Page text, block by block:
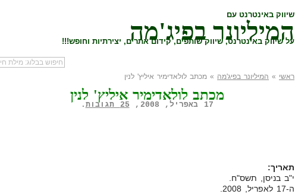
שיווק באינטרנט עם
המיליונר בפיג'מה
על שיווק באינטרנט, שיווק שותפים, קידום אתרים, יצירתיות וחופש!!!
ראשי » המיליונר בפיג'מה » מכתב לולאדימיר איליץ' לנין
מכתב לולאדימיר איליץ' לנין
17 באפריל, 2008, 25 תגובות .
תאריך:
י"ב בניסן, תשס"ח.
ה-17 לאפריל, 2008.